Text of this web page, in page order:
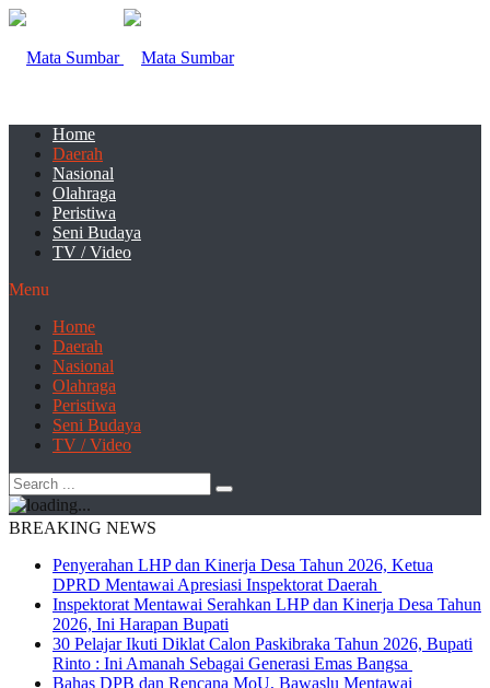
Home
Daerah
Nasional
Olahraga
Peristiwa
Seni Budaya
TV / Video
Menu
Home
Daerah
Nasional
Olahraga
Peristiwa
Seni Budaya
TV / Video
BREAKING NEWS
Penyerahan LHP dan Kinerja Desa Tahun 2026, Ketua
DPRD Mentawai Apresiasi Inspektorat Daerah
Inspektorat Mentawai Serahkan LHP dan Kinerja Desa Tahun
2026, Ini Harapan Bupati
30 Pelajar Ikuti Diklat Calon Paskibraka Tahun 2026, Bupati
Rinto : Ini Amanah Sebagai Generasi Emas Bangsa
Bahas DPB dan Rencana MoU, Bawaslu Mentawai